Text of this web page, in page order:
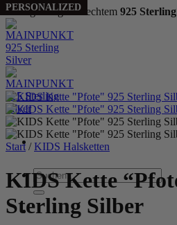
Handgefertigt aus echtem 925
Zum
Inhalt
springen
Suchen
nach:
WOMEN
Start / KIDS Halsketten
KIDS Kette
Sterling Silber
PERSONALIZED